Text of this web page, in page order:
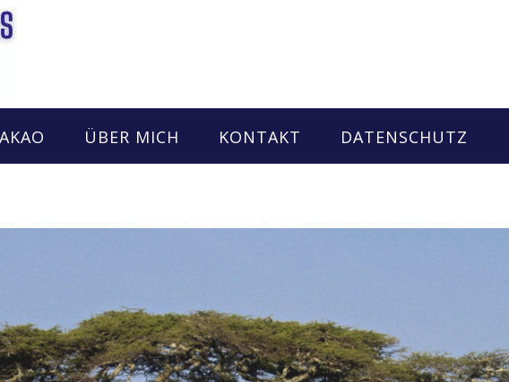
ÜBER MICH KONTAKT DATENSCHUTZ